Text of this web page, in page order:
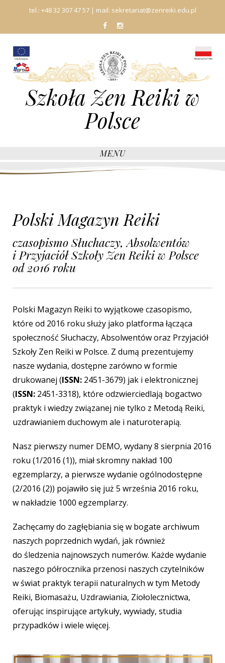
tel.: +48 32 307 47 57| mail: sekretariat@zenreiki.edu.pl
fb In
Szkoła Zen Reiki w
Polsce
MENU
Polski Magazyn Reiki
czasopismo Słuchaczy, Absolwentów
i Przyjaciół Szkoły Zen Reiki w Polsce
od 2016 roku
Polski Magazyn Reiki to wyjątkowe czasopismo,
które od 2016 roku służy jako platforma łącząca
społeczność Słuchaczy, Absolwentów oraz Przyjaciół
Szkoły Zen Reiki w Polsce. Z dumą prezentujemy
nasze wydania, dostępne zarówno w formie
drukowanej (ISSN: 2451-3679) jak i elektronicznej
(ISSN: 2451-3318), które odzwierciedlają bogactwo
praktyk i wiedzy związanej nie tylko z Metodą Reiki,
uzdrawianiem duchowym ale i naturoterapią.
Nasz pierwszy numer DEMO, wydany 8 sierpnia 2016
roku (1/2016 (1)), miał skromny nakład 100
egzemplarzy, a pierwsze wydanie ogólnodostępne
(2/2016 (2)) pojawiło się już 5 września 2016 roku,
w nakładzie 1000 egzemplarzy.
Zachęcamy do zagłębiania się w bogate archiwum
naszych poprzednich wydań, jak również
do śledzenia najnowszych numerów. Każde wydanie
naszego półrocznika przenosi naszych czytelników
w świat praktyk terapii naturalnych w tym Metody
Reiki, Biomasażu, Uzdrawiania, Ziołolecznictwa,
oferując inspirujące artykuły, wywiady, studia
przypadków i wiele więcej.